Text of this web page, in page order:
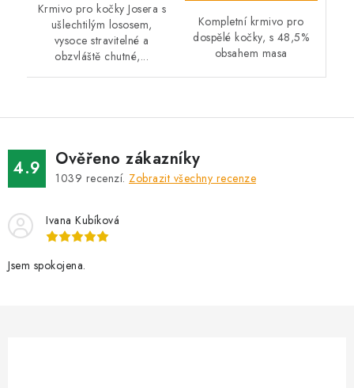
Krmivo pro kočky Josera s
ušlechtilým lososem,
vysoce stravitelné a
obzvláště chutné,...
Kompletní krmivo pro
dospělé kočky, s 48,5%
obsahem masa
4.9 Ověřeno zákazníky
1039 recenzí. Zobrazit všechny recenze
Ivana Kubíková
Jsem spokojena.